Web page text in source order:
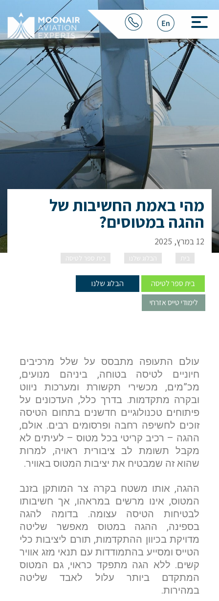
מהי באמת החשיבות של
ההגה במטוסים?
12 במרץ, 2025
בית הבלוג שלנו בית ספר לטיסה
בית ספר לטיסה
הבלוג שלנו
לימודי טייס אזרחי
עולם התעופה מתבסס על שלל מרכיבים
חיוניים לטיסה בטוחה, ביניהם מנועים,
מכ”מים, מכשירי תקשורת ומערכות ניווט
ובקרה מתקדמות. בדרך כלל, העדכונים על
פיתוחים טכנולוגיים חדשנים בתחום הטיסה
זוכים לחשיפה רחבה ופרסומים רבים. אולם,
ההגה – רכיב קריטי בכל מטוס – לעיתים לא
מקבל תשומת לב ציבורית ראויה, למרות
שהוא זה שמבטיח את יציבות המטוס באוויר.
ההגה, אותו משטח בקרה צר המותקן בזנב
המטוס, אינו מרשים במראהו, אך חשיבותו
לבטיחות הטיסה עצומה. בדומה להגה
בספינה, ההגה במטוס מאפשר שליטה
מדויקת בכיוון ההתקדמות, תורם ליציבות כלי
הטייס ומסייע בהתמודדות עם תנאי מזג אוויר
קשים. ללא הגה מתפקד כראוי, גם המטוס
המתקדם ביותר עלול לאבד שליטה
במהירות.